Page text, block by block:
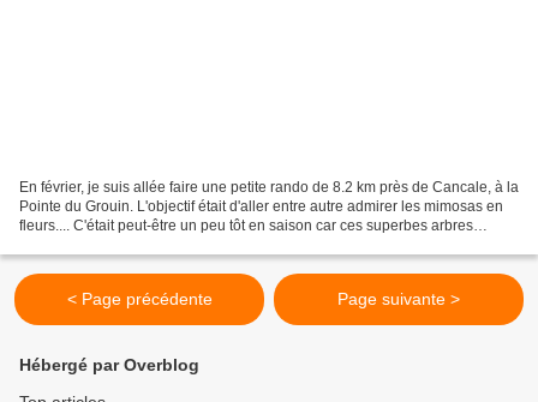
En février, je suis allée faire une petite rando de 8.2 km près de Cancale, à la
Pointe du Grouin. L'objectif était d'aller entre autre admirer les mimosas en
fleurs.... C'était peut-être un peu tôt en saison car ces superbes arbres
< Page précédente Page suivante >
Hébergé par Overblog